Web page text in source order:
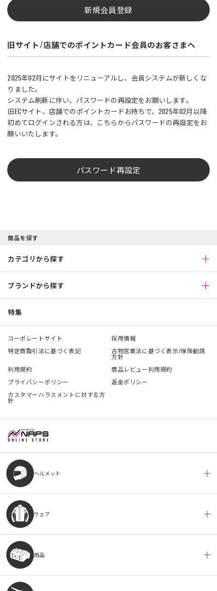
新規会員登録
旧サイト/店舗でのポイントカード会員のお客さまへ
2025年02月にサイトをリニューアルし、会員システムが新しくな
りました。
システム刷新に伴い、パスワードの再設定をお願いします。
旧ECサイト、店舗でのポイントカードお持ちで、2025年02月以降
初めてログインされる方は、こちらからパスワードの再設定をお
願いいたします。
パスワード再設定
商品を探す
カテゴリから探す
ブランドから探す
特集
コーポレートサイト
採用情報
特定商取引法に基づく表記
古物営業法に基づく表示/保険勧誘
方針
利用規約
商品レビュー利用規約
プライバシーポリシー
返金ポリシー
カスタマーハラスメントに対する方
針
ヘルメット
ウェア
用品